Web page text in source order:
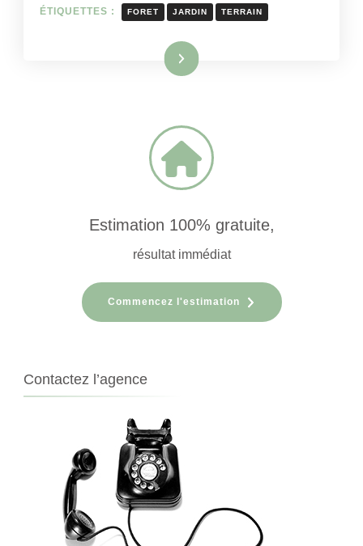
ÉTIQUETTES : FORET JARDIN TERRAIN
Lire la suite
Estimation 100% gratuite,
résultat immédiat
Commencez l'estimation
Contactez l’agence